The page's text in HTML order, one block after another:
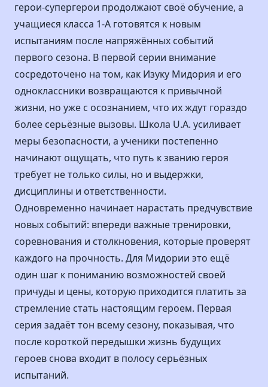
герои-супергерои продолжают своё обучение, а
учащиеся класса 1-А готовятся к новым
испытаниям после напряжённых событий
первого сезона. В первой серии внимание
сосредоточено на том, как Изуку Мидория и его
одноклассники возвращаются к привычной
жизни, но уже с осознанием, что их ждут гораздо
более серьёзные вызовы. Школа U.A. усиливает
меры безопасности, а ученики постепенно
начинают ощущать, что путь к званию героя
требует не только силы, но и выдержки,
дисциплины и ответственности.
Одновременно начинает нарастать предчувствие
новых событий: впереди важные тренировки,
соревнования и столкновения, которые проверят
каждого на прочность. Для Мидории это ещё
один шаг к пониманию возможностей своей
причуды и цены, которую приходится платить за
стремление стать настоящим героем. Первая
серия задаёт тон всему сезону, показывая, что
после короткой передышки жизнь будущих
героев снова входит в полосу серьёзных
испытаний.